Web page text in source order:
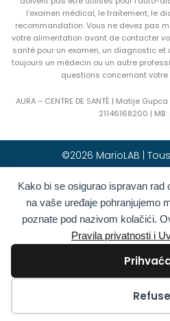
Kako bi se osigurao ispravan rad
na vaše uređaje pohranjujemo
poznate pod nazivom kolačići.
Pravila privatnosti i
l’examen médical, le traitement, le
recommandation. Vous ne devez pas
votre alimentation avant de contacter
santé pour un examen, un diagnostic
toujours un médecin ou un autre
questions concernant
AURA – CENTRE DE SANTÉ | Matije
21146168200 | MB :
©2026 MarioLAB |
Hrvatski( Croate)
Deutsch (Allemand)
Română (Roumain)
Български(
Grec moderne)